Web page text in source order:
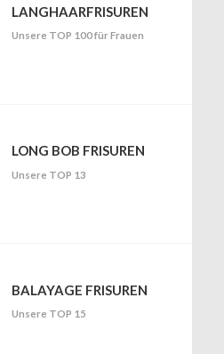
LANGHAARFRISUREN
Unsere TOP 100 für Frauen
LONG BOB FRISUREN
Unsere TOP 13
BALAYAGE FRISUREN
Unsere TOP 15